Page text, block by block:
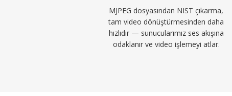
MJPEG dosyasından NIST çıkarma,
tam video dönüştürmesinden daha
hızlıdır — sunucularımız ses akışına
odaklanır ve video işlemeyi atlar.